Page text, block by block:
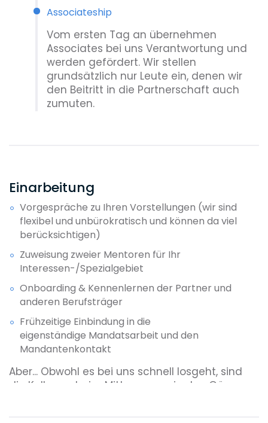
Associateship
Vom ersten Tag an übernehmen
Associates bei uns Verantwortung und
werden gefördert. Wir stellen
grundsätzlich nur Leute ein, denen wir
den Beitritt in die Partnerschaft auch
zumuten.
in Mandaten noch mehr Verantwortung
übernehmen.
Partnerschaft
Der Weg in die Partnerschaft ist nicht
einheitlich, ist bei uns allerdings
überschaubarer und in aller Regel kürzer
als bei anderen Kanzleien. Grundsätzlich
entscheiden wir über eine Aufnnahme in
die Partnerschaft bereits nach drei bis
vier Berufsjahren.
Einarbeitung
Vorgespräche zu Ihren Vorstellungen (wir sind
flexibel und unbürokratisch und können da viel
berücksichtigen)
Zuweisung zweier Mentoren für Ihr
Interessen-/Spezialgebiet
Onboarding & Kennenlernen der Partner und
anderen Berufsträger
Frühzeitige Einbindung in die
eigenständige Mandatsarbeit und den
Mandantenkontakt
Aber... Obwohl es bei uns schnell losgeht, sind
die Kollegen beim Mittagessen, in den Gängen